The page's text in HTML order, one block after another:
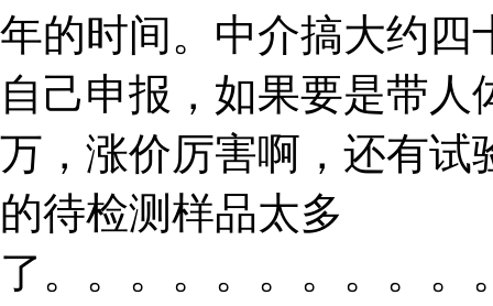
年的时间。中介搞大约四
自己申报，如果要是带
万，涨价厉害啊，还有试
的待检测样品太多
了。。。。。。。。。